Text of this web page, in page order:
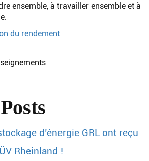
ensemble, à travailler ensemble et à
du rendement
d’énergie GRL ont reçu
Rheinland !